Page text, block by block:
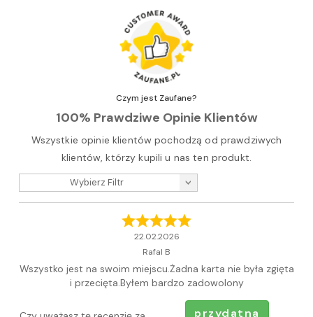
Czym jest Zaufane?
100% Prawdziwe Opinie Klientów
Wszystkie opinie klientów pochodzą od prawdziwych
klientów, którzy kupili u nas ten produkt.
Wybierz Filtr
22.02.2026
Rafal B
Wszystko jest na swoim miejscu.Żadna karta nie była zgięta
i przecięta.Byłem bardzo zadowolony
przydatna